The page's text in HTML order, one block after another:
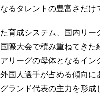
るタレントの豊富さだけ
育成システム、国内リー
際大会で積み重ねてき
リーグの母体となるイ
国人選手が占める傾向
ランド代表の主力を形成